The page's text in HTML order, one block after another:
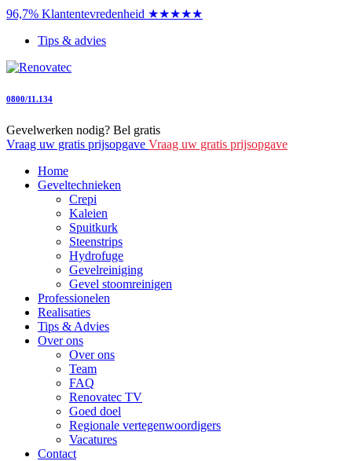
96,7% Klantentevredenheid ★★★★★
Tips & advies
0800/11.134
Gevelwerken nodig? Bel gratis
Vraag uw gratis prijsopgave Vraag uw gratis prijsopgave
Home
Geveltechnieken
Crepi
Kaleien
Spuitkurk
Steenstrips
Hydrofuge
Gevelreiniging
Gevel stoomreinigen
Professionelen
Realisaties
Tips & Advies
Over ons
Over ons
Team
FAQ
Renovatec TV
Goed doel
Regionale vertegenwoordigers
Vacatures
Contact